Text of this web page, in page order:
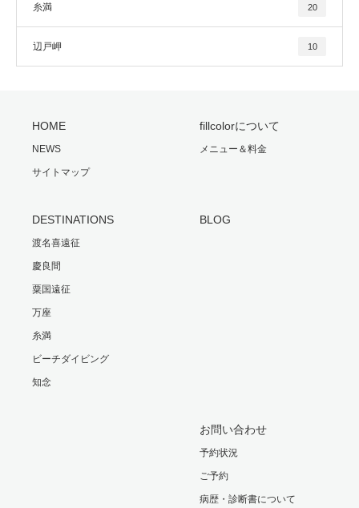
糸満 20
辺戸岬 10
HOME
NEWS
サイトマップ
fillcolorについて
メニュー＆料金
DESTINATIONS
渡名喜遠征
慶良間
粟国遠征
万座
糸満
ビーチダイビング
知念
BLOG
お問い合わせ
予約状況
ご予約
病歴・診断書について